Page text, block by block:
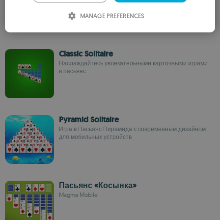
Classic Solitaire
Наслаждайтесь увлекательными карточными играми
в пасьянс
Pyramid Solitaire
Игра в Пасьянс Пирамида с современным дизайном
для мобильных устройств
Пасьянс «Косынка»
Magma Mobile
MANAGE PREFERENCES